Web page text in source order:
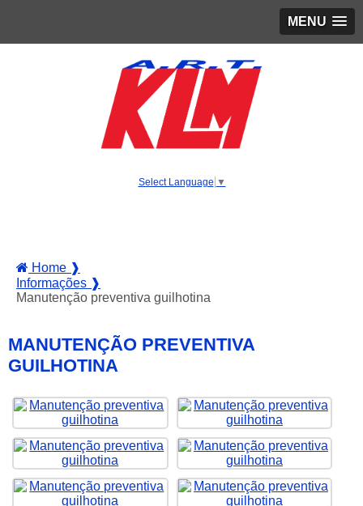
MENU
Select Language ▼
Home ❱
Informações ❱
Manutenção preventiva guilhotina
MANUTENÇÃO PREVENTIVA
GUILHOTINA